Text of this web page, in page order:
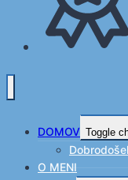
DOMOV Toggle
O MENI